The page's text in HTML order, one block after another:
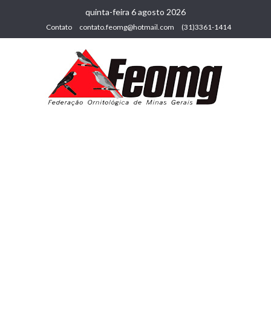
quinta-feira 6 agosto 2026
Contato contato.feomg@hotmail.com (31)3361-1414